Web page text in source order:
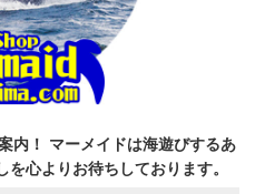
内！
マーメイドは海遊びするあ
を心よりお待ちしております。